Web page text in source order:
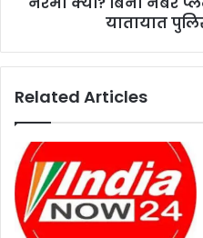
यातायात
Related Articles